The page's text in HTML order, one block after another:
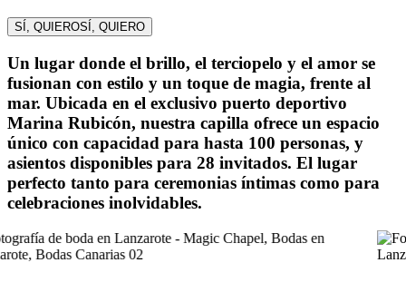
SÍ, QUIEROSÍ, QUIERO
Un lugar donde el brillo, el terciopelo y el amor se
fusionan con estilo y un toque de magia, frente al
mar. Ubicada en el exclusivo puerto deportivo
Marina Rubicón, nuestra capilla ofrece un espacio
único con capacidad para hasta 100 personas, y
asientos disponibles para 28 invitados. El lugar
perfecto tanto para ceremonias íntimas como para
celebraciones inolvidables.